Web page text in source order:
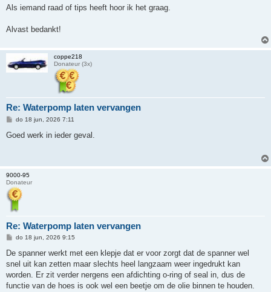
Als iemand raad of tips heeft hoor ik het graag.
Alvast bedankt!
coppe218
Donateur (3x)
Re: Waterpomp laten vervangen
B
r
do 18 jun, 2026 7:11
Goed werk in ieder geval.
9000-95
Donateur
Re: Waterpomp laten vervangen
B
r
c
h
do 18 jun, 2026 9:15
De spanner werkt met een klepje dat er voor zorgt dat de spanner wel
snel uit kan zetten maar slechts heel langzaam weer ingedrukt kan
worden. Er zit verder nergens een afdichting o-ring of seal in, dus de
functie van de hoes is ook wel een beetje om de olie binnen te houden.